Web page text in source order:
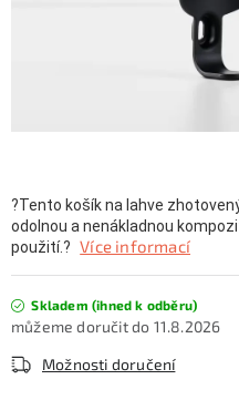
?Tento košík na lahve
odolnou a nenákladnou
použití.? Více informací
Skladem (ihned k odběru)
11.8.2026
Možnosti doručení